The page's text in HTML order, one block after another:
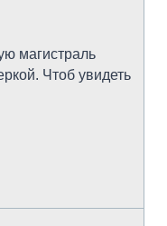
магистраль
Чтоб увидеть